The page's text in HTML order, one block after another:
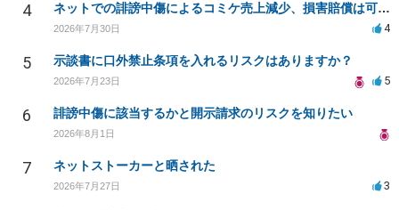
4 ネットでの誹謗中傷によるコミケ売上減少、損害賠償は可能か？
2026年7月30日 4
5 示談書に口外禁止条項を入れるリスクはありますか？
2026年7月23日 5
6 誹謗中傷に該当するかと開示請求のリスクを知りたい
2026年8月1日
7 ネットストーカーと晒された
2026年7月27日 3